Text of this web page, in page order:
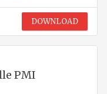
DOWNLOAD
PMI